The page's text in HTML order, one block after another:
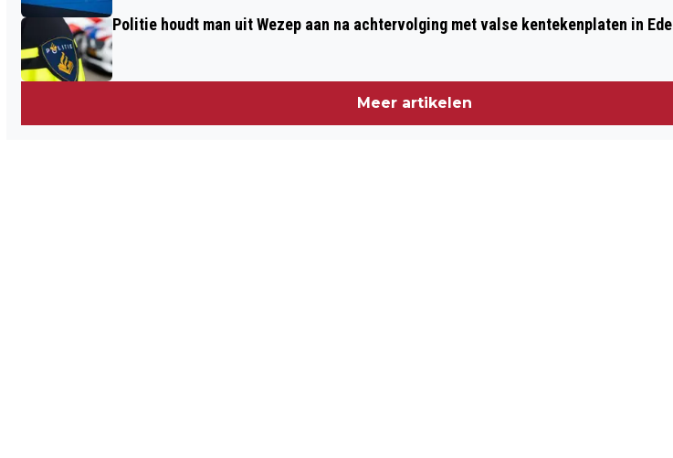
Politie houdt man uit Wezep aan na achtervolging met valse kentekenplaten in Ede
Meer artikelen